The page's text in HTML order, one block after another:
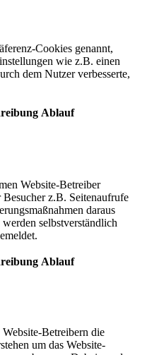
Cookies genannt,
wie z.B. einen
dem Nutzer verbesserte,
Ablauf
Website-Betreiber
z.B. Seitenaufrufe
daraus
selbstverständlich
Ablauf
Betreibern die
um das Website-